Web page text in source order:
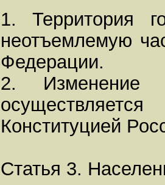
1. Территория
неотъемлемую
Федерации.
2. Изменение
Конституцией
Статья 3.